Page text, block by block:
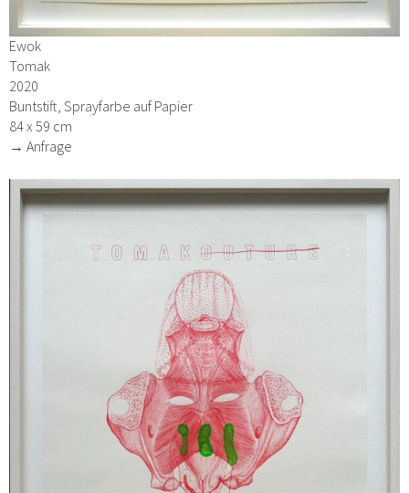
Ewok
Tomak
2020
Buntstift, Sprayfarbe auf Papier
84 x 59 cm
→ Anfrage